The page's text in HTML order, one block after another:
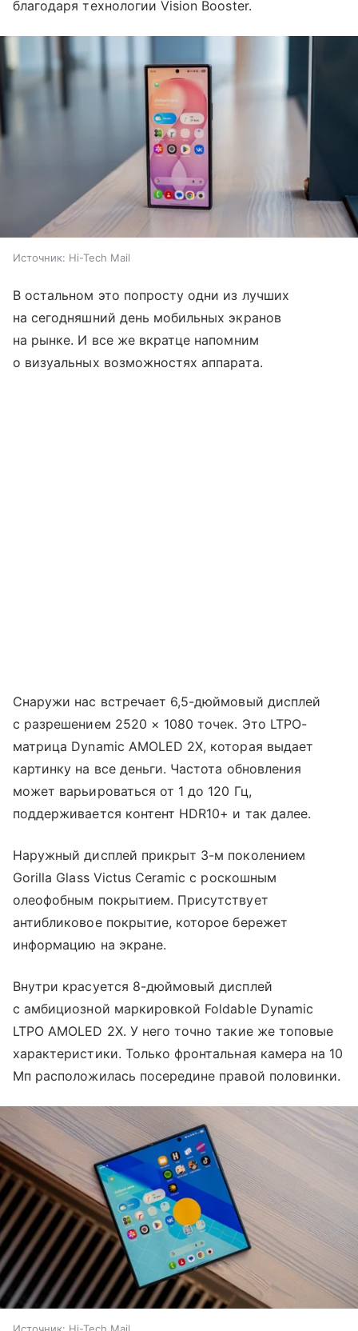
благодаря технологии Vision Booster.
Источник: Hi-Tech Mail
В остальном это попросту одни из лучших
на сегодняшний день мобильных экранов
на рынке. И все же вкратце напомним
о визуальных возможностях аппарата.
Снаружи нас встречает 6,5-дюймовый дисплей
с разрешением 2520 × 1080 точек. Это LTPO-
матрица Dynamic AMOLED 2X, которая выдает
картинку на все деньги. Частота обновления
может варьироваться от 1 до 120 Гц,
поддерживается контент HDR10+ и так далее.
Наружный дисплей прикрыт 3-м поколением
Gorilla Glass Victus Ceramic с роскошным
олеофобным покрытием. Присутствует
антибликовое покрытие, которое бережет
информацию на экране.
Внутри красуется 8-дюймовый дисплей
с амбициозной маркировкой Foldable Dynamic
LTPO AMOLED 2X. У него точно такие же топовые
характеристики. Только фронтальная камера на 10
Мп расположилась посередине правой половинки.
Источник: Hi-Tech Mail